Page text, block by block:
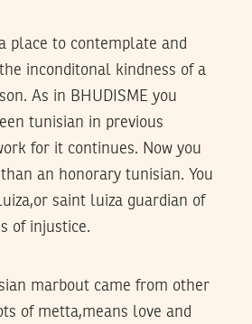
place to contemplate and
inconditonal kindness of a
As in BHUDISME you
tunisian in previous
for it continues. Now you
an honorary tunisian. You
saint luiza guardian of
of injustice.
marbout came from other
of metta,means love and